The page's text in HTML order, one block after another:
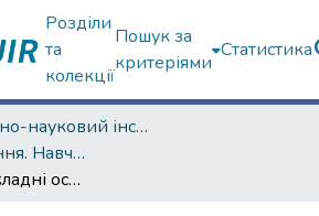
Розділи
та
колекції
Пошук за
критеріями
Статистика
Навчально-науковий інститут «Українська інженерно-педагогічна академія»
Навчальні видання. Навчально-науковий інститут «Українська інженерно-педагогічна академія»
Теоретико-прикладні основи права : методичні рекомендації до самостійної роботи для здобувачів вищої освіти першого (бакалаврського) рівня денної та заочної форм навчання за спеціальністю 015 «Професійна освіта (за спеціалізаціями)» [Електронний ресурс]